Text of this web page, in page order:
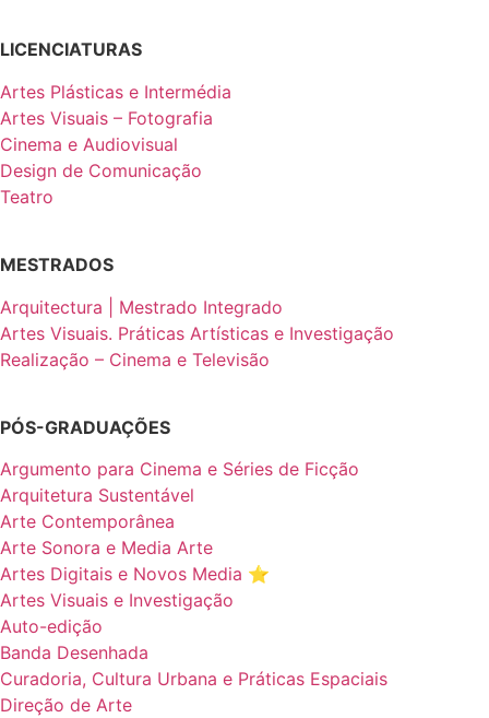
LICENCIATURAS
Artes Plásticas e Intermédia
Artes Visuais – Fotografia
Cinema e Audiovisual
Design de Comunicação
Teatro
MESTRADOS
Arquitectura | Mestrado Integrado
Artes Visuais. Práticas Artísticas e Investigação
Realização – Cinema e Televisão
PÓS-GRADUAÇÕES
Argumento para Cinema e Séries de Ficção
Arquitetura Sustentável
Arte Contemporânea
Arte Sonora e Media Arte
Artes Digitais e Novos Media ⭐️
Artes Visuais e Investigação
Auto-edição
Banda Desenhada
Curadoria, Cultura Urbana e Práticas Espaciais
Direção de Arte